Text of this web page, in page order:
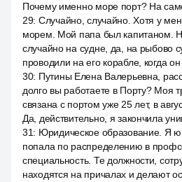
Почему именно море порт? На
29: Случайно, случайно. Хотя у
морем. Мой папа был капитаном.
случайно на судне, да, на рыбово
проводили на его корабле, когда
30: Путины Елена Валерьевна,
долго вы работаете в Порту? Моя
связана с портом уже 25 лет, в
Да, действительно, я закончила
31: Юридическое образование. Я
попала по распределению в
специальность. Те должности,
находятся на причалах и делают